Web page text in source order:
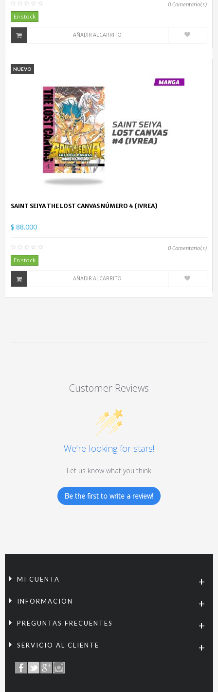
0Comentario(s)
En stock
AÑADIR AL CARRITO
NUEVO
SAINT SEIYA THE LOST CANVAS NÚMERO 4 (IVREA)
$ 88.000
0Comentario(s)
En stock
AÑADIR AL CARRITO
Customer Reviews
We’re looking for stars!
Let us know what you think
Be the first to write a review!
MI CUENTA
INFORMACIÓN
PREGUNTAS FRECUENTES
SERVICIO AL CLIENTE